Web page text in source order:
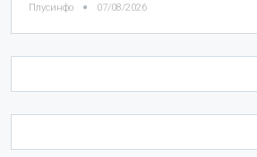
Плусинфо 07/08/2026